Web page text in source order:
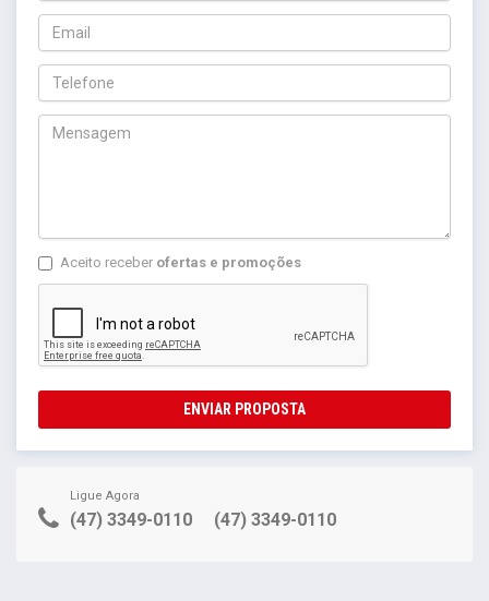
Aceito receber ofertas e promoções
ENVIAR PROPOSTA
Ligue Agora
(47) 3349-0110 (47) 3349-0110